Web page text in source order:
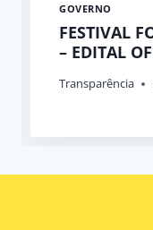
GOVERNO
FESTIVAL
– EDITAL
Transparência